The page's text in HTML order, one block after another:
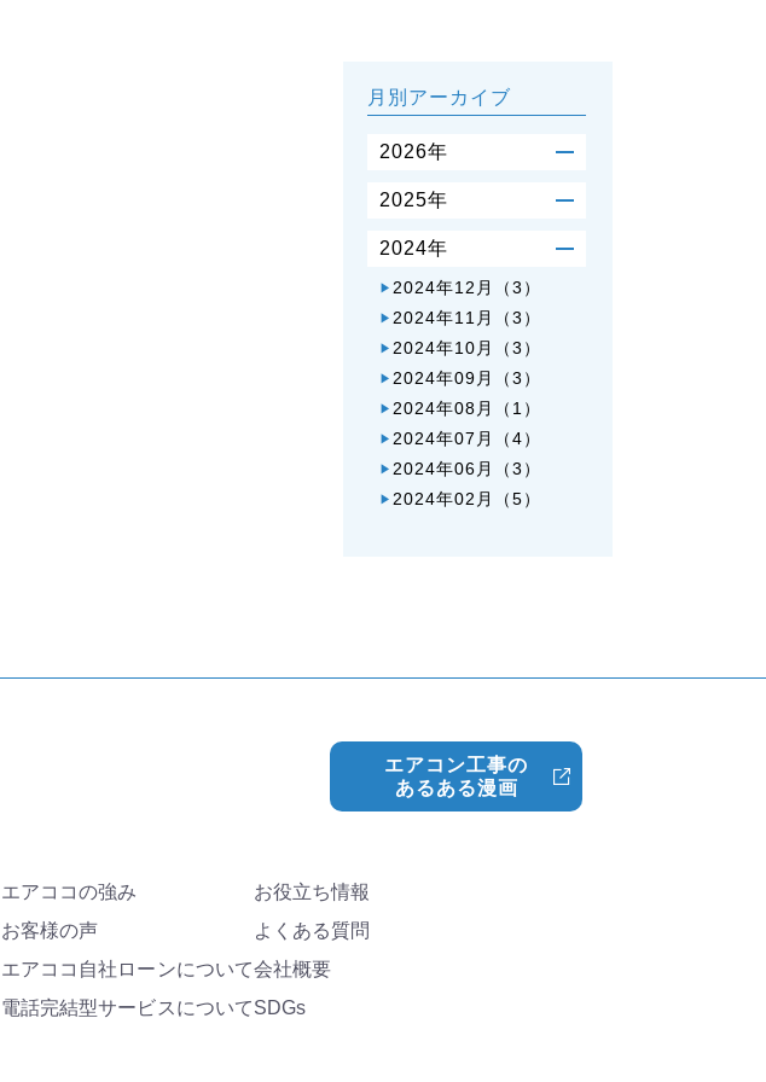
月別アーカイブ
2026年
▶2026年07月（3）
▶2026年04月（2）
▶ 2026年03月（2）
▶ 2026年02月（3）
▶ 2026年01月（1）
2025年
▶2025年11月（3）
2025年09月（3）
2025年08月（1）
2025年07月（4）
2025年05月（4）
2025年04月（3）
2025年02月（3）
2024年
▶ 2024年12月（3）
▶ 2024年11月（3）
▶ 2024年10月（3）
▶ 2024年09月（3）
▶ 2024年08月（1）
▶ 2024年07月（4）
▶ 2024年06月（3）
▶ 2024年02月（5）
エアコン工事の
あるある漫画
エアココの強み
お客様の声
エアココ自社ローンについて
電話完結型サービスについて
お役立ち情報
よくある質問
会社概要
SDGs